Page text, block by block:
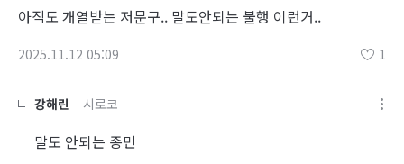
아직도 개열받는 저문구.. 말도안되는 불행 이런거..
2025.11.12 05:09 1
강해린 시로코
말도 안되는 종민